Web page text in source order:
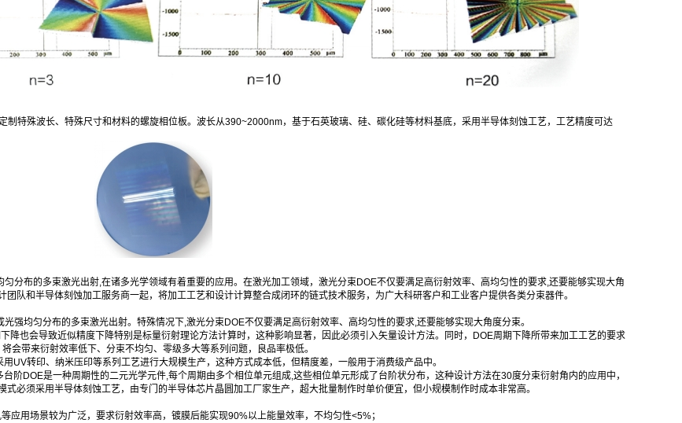
特殊波长、特殊尺寸和材料的螺旋相位板。波长从390~2000nm，基于石英玻璃、硅、碳化硅等材料基底，采用半导体刻蚀工艺，工艺精度可达
分布的多束激光出射,在诸多光学领域有着重要的应用。在激光加工领域，激光分束DOE不仅要满足高衍射效率、高均匀性的要求,还要能够实现大角
队和半导体刻蚀加工服务商一起，将加工工艺和设计计算整合成闭环的链式技术服务，为广大科研客户和工业客户提供各类分束器件。
强均匀分布的多束激光出射。特殊情况下,激光分束DOE不仅要满足高衍射效率、高均匀性的要求,还要能够实现大角度分束。
降也会导致近似精度下降特别是标量衍射理论方法计算时，这种影响显著，因此必须引入矢量设计方法。同时，DOE周期下降所带来加工工艺的要求
会带来衍射效率低下、分束不均匀、零级多大等系列问题，良品率极低。
UV转印、纳米压印等系列工艺进行大规模生产，这种方式成本低，但精度差，一般用于消费级产品中。
阶DOE是一种周期性的二元光学元件,每个周期由多个相位单元组成,这些相位单元形成了台阶状分布，这种设计方法在30度分束衍射角内的应用中，
必须采用半导体刻蚀工艺，由专门的半导体芯片晶圆加工厂家生产，超大批量制作时单价便宜，但小规模制作时成本非常高。
用场景较为广泛，要求衍射效率高，镀膜后能实现90%以上能量效率，不均匀性<5%；